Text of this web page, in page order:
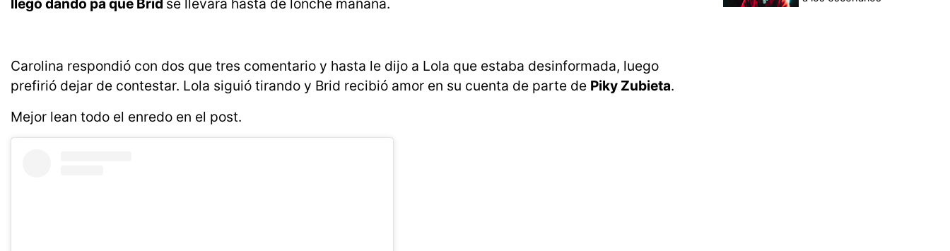
llegó dando pa que Brid se llevara hasta de lonche mañana.
Carolina respondió con dos que tres comentario y hasta le dijo a Lola que estaba desinformada, luego
prefirió dejar de contestar. Lola siguió tirando y Brid recibió amor en su cuenta de parte de Piky Zubieta.
Mejor lean todo el enredo en el post.